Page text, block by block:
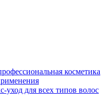
косметика
для всех типов волос